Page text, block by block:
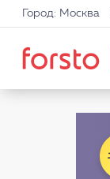
Город: Москва